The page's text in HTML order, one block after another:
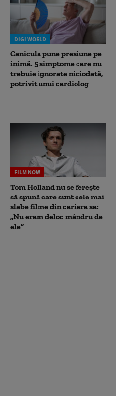
DIGI WORLD
Canicula pune presiune pe
inimă. 5 simptome care nu
trebuie ignorate niciodată,
potrivit unui cardiolog
FILM NOW
Tom Holland nu se ferește
să spună care sunt cele mai
slabe filme din cariera sa:
„Nu eram deloc mândru de
ele”